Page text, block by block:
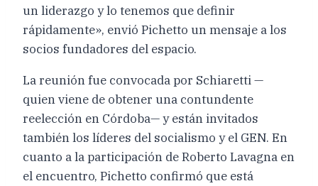
un liderazgo y lo tenemos que definir
rápidamente», envió Pichetto un mensaje a los
socios fundadores del espacio.
La reunión fue convocada por Schiaretti —
quien viene de obtener una contundente
reelección en Córdoba— y están invitados
también los líderes del socialismo y el GEN. En
cuanto a la participación de Roberto Lavagna en
el encuentro, Pichetto confirmó que está